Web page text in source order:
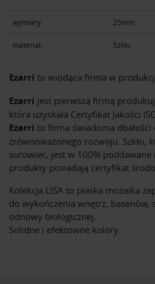
wymiary: 25mm
materiał: Szkło
Ezarri to wiodąca firma w
Ezarri jest pierwszą firmą
która uzyskała Certyfikat Jakości
Ezarri to firma świadoma
zrównoważonego rozwoju. Szkło,
surowiec, jest w 100%
produkty posiadają certyfikat
Kolekcja LISA to płaska mozaika
do wykończenia wnętrz, basenów,
odnowy biologicznej.
Solidne i efektowne kolory.